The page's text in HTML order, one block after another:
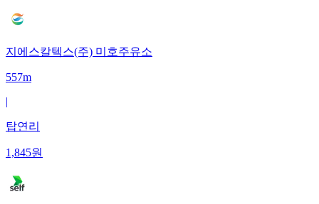
지에스칼텍스(주) 미호주유소
557m
|
탑연리
1,845원